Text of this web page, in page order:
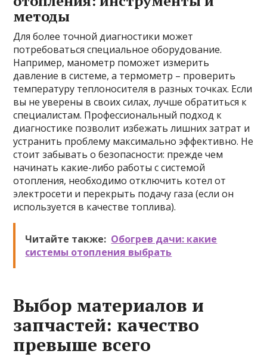
методы
Для более точной диагностики может
потребоваться специальное оборудование.
Например, манометр поможет измерить
давление в системе, а термометр – проверить
температуру теплоносителя в разных точках. Если
вы не уверены в своих силах, лучше обратиться к
специалистам. Профессиональный подход к
диагностике позволит избежать лишних затрат и
устранить проблему максимально эффективно. Не
стоит забывать о безопасности: прежде чем
начинать какие-либо работы с системой
отопления, необходимо отключить котел от
электросети и перекрыть подачу газа (если он
используется в качестве топлива).
Читайте также: Обогрев дачи: какие
системы отопления выбрать
Выбор материалов и
запчастей: качество
превыше всего